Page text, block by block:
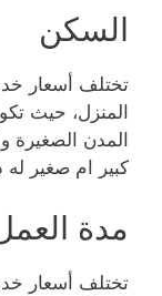
السكن
تختلف أسعار
المنزل، حيث
المدن الصغيرة
كبير ام صغير
مدة
تختلف أسعار